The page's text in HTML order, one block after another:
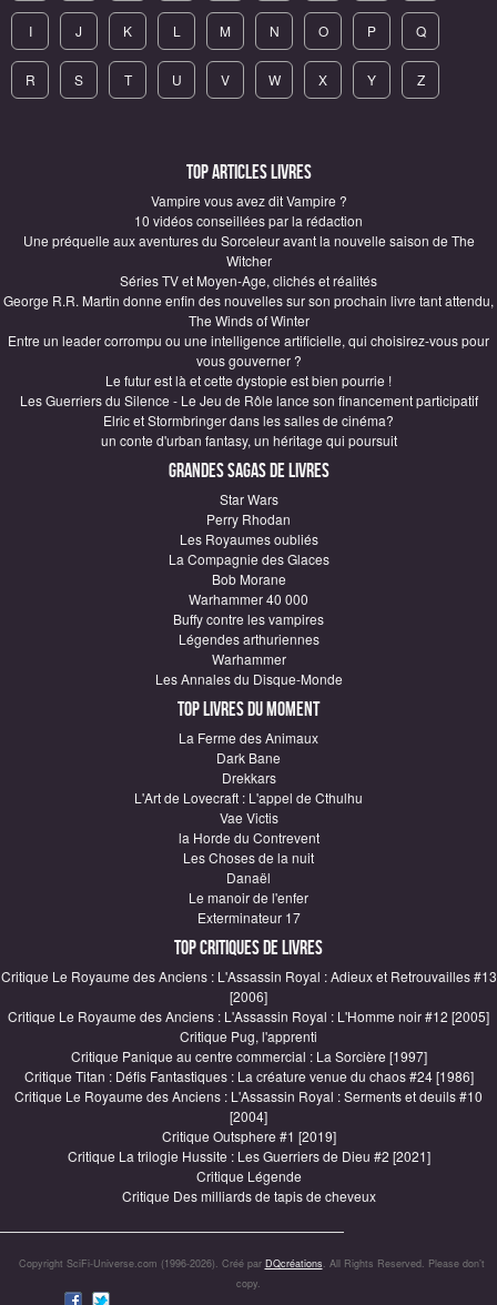
I J K L M N O P Q
R S T U V W X Y Z
Top articles Livres
Vampire vous avez dit Vampire ?
10 vidéos conseillées par la rédaction
Une préquelle aux aventures du Sorceleur avant la nouvelle saison de The
Witcher
Séries TV et Moyen-Age, clichés et réalités
George R.R. Martin donne enfin des nouvelles sur son prochain livre tant attendu,
The Winds of Winter
Entre un leader corrompu ou une intelligence artificielle, qui choisirez-vous pour
vous gouverner ?
Le futur est là et cette dystopie est bien pourrie !
Les Guerriers du Silence - Le Jeu de Rôle lance son financement participatif
Elric et Stormbringer dans les salles de cinéma?
un conte d'urban fantasy, un héritage qui poursuit
Grandes sagas de Livres
Star Wars
Perry Rhodan
Les Royaumes oubliés
La Compagnie des Glaces
Bob Morane
Warhammer 40 000
Buffy contre les vampires
Légendes arthuriennes
Warhammer
Les Annales du Disque-Monde
Top Livres du moment
La Ferme des Animaux
Dark Bane
Drekkars
L'Art de Lovecraft : L'appel de Cthulhu
Vae Victis
la Horde du Contrevent
Les Choses de la nuit
Danaël
Le manoir de l'enfer
Exterminateur 17
Top critiques de Livres
Critique Le Royaume des Anciens : L'Assassin Royal : Adieux et Retrouvailles #13
[2006]
Critique Le Royaume des Anciens : L'Assassin Royal : L'Homme noir #12 [2005]
Critique Pug, l'apprenti
Critique Panique au centre commercial : La Sorcière [1997]
Critique Titan : Défis Fantastiques : La créature venue du chaos #24 [1986]
Critique Le Royaume des Anciens : L'Assassin Royal : Serments et deuils #10
[2004]
Critique Outsphere #1 [2019]
Critique La trilogie Hussite : Les Guerriers de Dieu #2 [2021]
Critique Légende
Critique Des milliards de tapis de cheveux
Copyright SciFi-Universe.com (1996-2026). Créé par DQcréations. All Rights Reserved. Please don’t
copy.